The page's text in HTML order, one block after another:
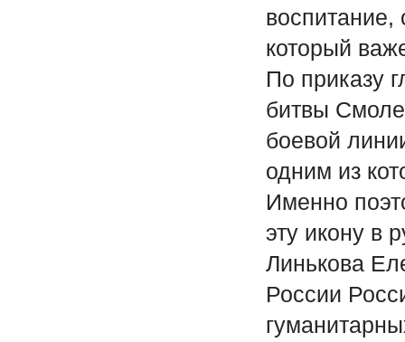
воспитание,
который
По приказу
битвы
боевой
одним из
Именно
эту икону в
Линькова
России